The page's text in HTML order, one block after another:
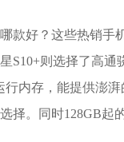
S10+则选择了高通
行内存，能提供澎
择。同时128GB起